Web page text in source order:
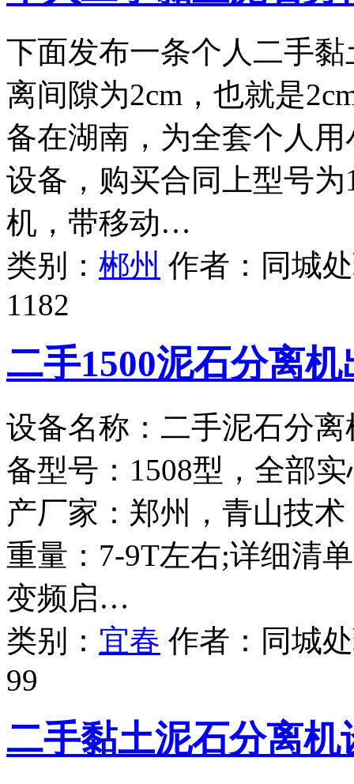
下面发布一条个人二手
离间隙为2cm，也就是
备在湖南，为全套个人
设备，购买合同上型号
机，带移动…
类别： 郴州 作者： 同城
1182
二手1500泥石分离
设备名称：二手泥石分
备型号：1508型，全部
产厂家：郑州，青山技
重量：7-9T左右;详细清
变频启…
类别： 宜春 作者： 同城
99
二手黏土泥石分离机